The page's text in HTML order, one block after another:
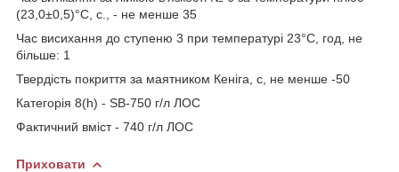
(23,0±0,5)°С, с., - не менше 35
Час висихання до ступеню 3 при температурі 23°С, год, не
більше: 1
Твердість покриття за маятником Кеніга, с, не менше -50
Категорія 8(h) - SB-750 г/л ЛОС
Фактичний вміст - 740 г/л ЛОС
Приховати